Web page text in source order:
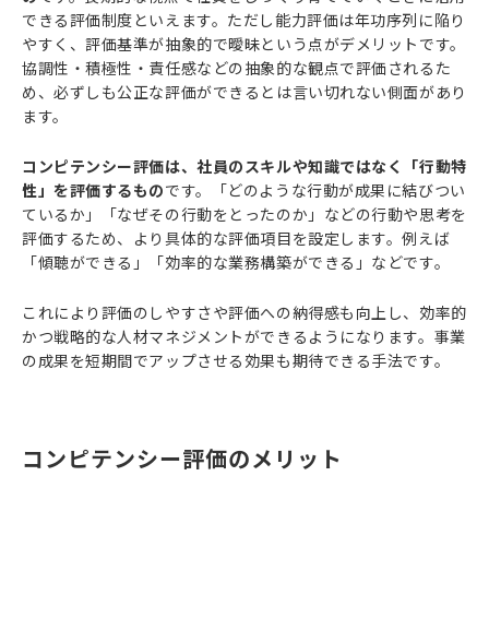
できる評価制度といえます。ただし能力評価は年功序列に陥り
やすく、評価基準が抽象的で曖昧という点がデメリットです。
協調性・積極性・責任感などの抽象的な観点で評価されるた
め、必ずしも公正な評価ができるとは言い切れない側面があり
ます。
コンピテンシー評価は、社員のスキルや知識ではなく「行動特
性」を評価するものです。「どのような行動が成果に結びつい
ているか」「なぜその行動をとったのか」などの行動や思考を
評価するため、より具体的な評価項目を設定します。例えば
「傾聴ができる」「効率的な業務構築ができる」などです。
これにより評価のしやすさや評価への納得感も向上し、効率的
かつ戦略的な人材マネジメントができるようになります。事業
の成果を短期間でアップさせる効果も期待できる手法です。
コンピテンシー評価のメリット